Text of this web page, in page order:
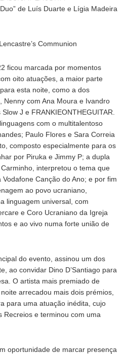
de Luís Duarte e Lígia Madeira
Communion
ficou marcada por momentos
oito atuações, a maior parte
esta noite, como a dos
Nenny com Ana Moura e Ivandro
J e FRANKIEONTHEGUITAR.
com o multitalentoso
Paulo Flores e Sara Correia
composto especialmente para os
por Piruka e Jimmy P; a dupla
interpretou o tema que
Canção do Ano; e por fim
ao povo ucraniano,
linguagem universal, com
e Coro Ucraniano da Igreja
e ao vivo numa forte união de
do evento, assinou um dos
ao convidar Dino D’Santiago para
O artista mais premiado de
arrecadou mais dois prémios,
para uma atuação inédita, cujo
Recreios e terminou com uma
oportunidade de marcar presença